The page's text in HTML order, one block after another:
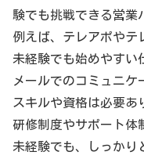
験でも挑戦できる営業
例えば、テレアポやテ
未経験でも始めやすい
メールでのコミュニ
スキルや資格は必要あ
研修制度やサポート体
未経験でも、しっかり